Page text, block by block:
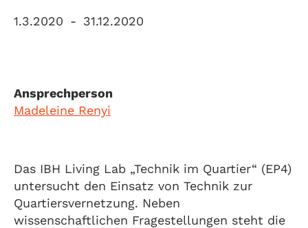
1.3.2020 - 31.12.2020
Ansprechperson
Madeleine Renyi
Das IBH Living Lab „Technik im Quartier“ (EP4)
untersucht den Einsatz von Technik zur
Quartiersvernetzung. Neben
wissenschaftlichen Fragestellungen steht die